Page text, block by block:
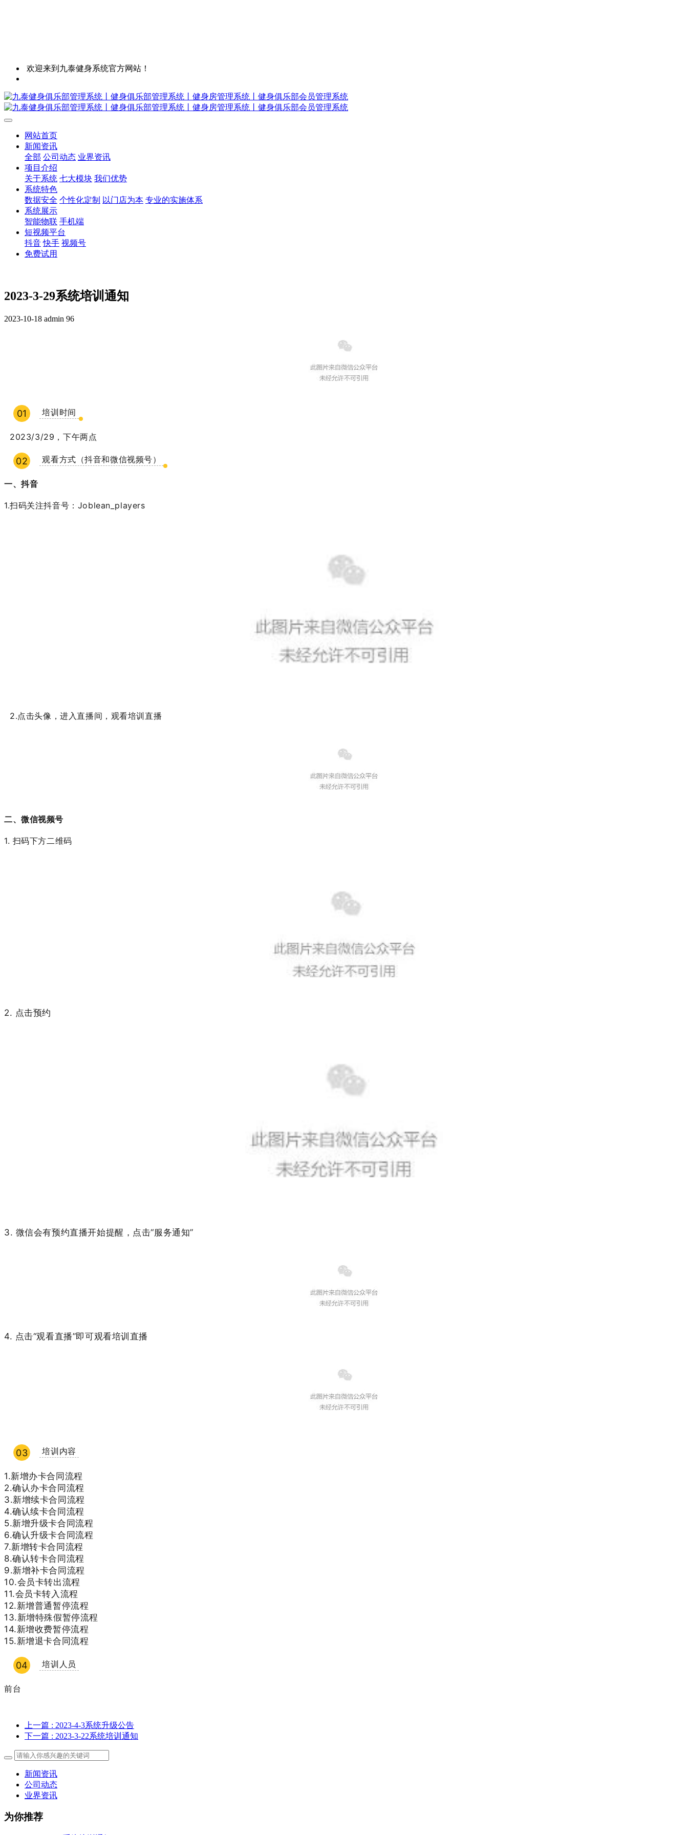
欢迎来到九泰健身系统官方网站！
网站首页
新闻资讯
全部 公司动态 业界资讯
项目介绍
关于系统 七大模块 我们优势
系统特色
数据安全 个性化定制 以门店为本 专业的实施体系
系统展示
智能物联 手机端
短视频平台
抖音 快手 视频号
免费试用
2023-3-29系统培训通知
2023-10-18 admin 96
01 培训时间
2023/3/29，下午两点
02 观看方式（抖音和微信视频号）
一、抖音
1.扫码关注抖音号：Joblean_players
2.点击头像，进入直播间，观看培训直播
二、微信视频号
1. 扫码下方二维码
2. 点击预约
3. 微信会有预约直播开始提醒，点击“服务通知”
4. 点击“观看直播”即可观看培训直播
03 培训内容
1.新增办卡合同流程
2.确认办卡合同流程
3.新增续卡合同流程
4.确认续卡合同流程
5.新增升级卡合同流程
6.确认升级卡合同流程
7.新增转卡合同流程
8.确认转卡合同流程
9.新增补卡合同流程
10.会员卡转出流程
11.会员卡转入流程
12.新增普通暂停流程
13.新增特殊假暂停流程
14.新增收费暂停流程
15.新增退卡合同流程
04 培训人员
前台
上一篇 : 2023-4-3系统升级公告
下一篇 : 2023-3-22系统培训通知
新闻资讯
公司动态
业界资讯
为你推荐